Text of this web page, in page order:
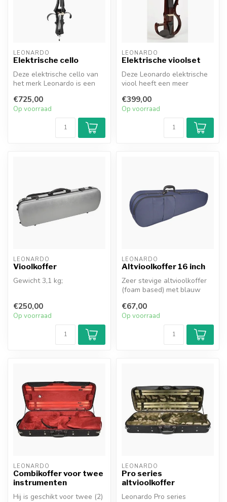
LEONARDO
Elektrische cello
Deze elektrische cello van
het merk Leonardo is een
hee...
€725,00
Op voorraad
LEONARDO
Elektrische vioolset
Deze Leonardo elektrische
viool heeft een meer
Het i...
€399,00
Op voorraad
LEONARDO
Vioolkoffer
Gewicht 3,1 kg;
PVC sandwich constructie,
gevo...
€250,00
Op voorraad
LEONARDO
Altvioolkoffer 16 inch
Zeer stevige altvioolkoffer
(foam based) met blauw
€67,00
Op voorraad
LEONARDO
Combikoffer voor twee
instrumenten
Hij is geschikt voor twee (2)
LEONARDO
Pro series
altvioolkoffer
Leonardo Pro series